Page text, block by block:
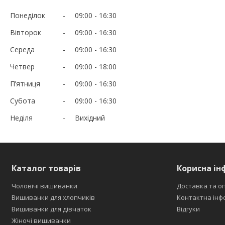
Понеділок 09:00
16:30
Вівторок
09:00
16:30
Середа
09:00
16:30
Четвер
09:00
18:00
Пʼятниця
09:00
16:30
Субота
09:00
16:30
Неділя
Вихідний
Каталог товарів
Чоловічі вишиванки
Вишиванки для хлопчиків
Вишиванки для дівчаток
Жіночі вишиванки
Корисна
Доставка та
Контактна
Відгуки